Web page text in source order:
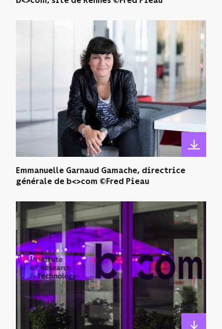
Emmanuelle Garnaud Gamache, directrice
générale de b<>com ©Fred Pieau